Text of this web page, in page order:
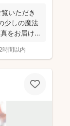
いただき
少しの魔法
をお届け
時間以内